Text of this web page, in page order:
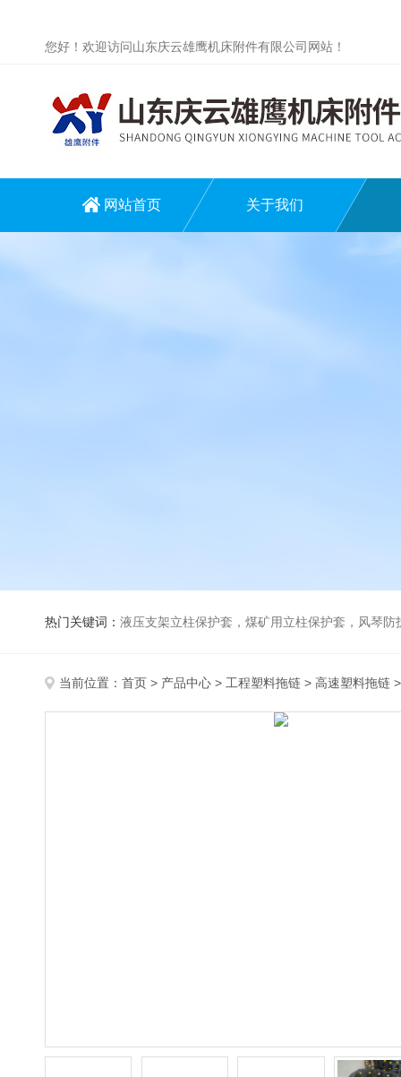
您好！欢迎访问山东庆云雄鹰机床附件有限公司网站！
网站首页 关于我们
热门关键词： 液压支架立柱保护套，煤矿用立柱保护套，风琴
当前位置： 首页 > 产品中心 > 工程塑料拖链 > 高速塑料拖链